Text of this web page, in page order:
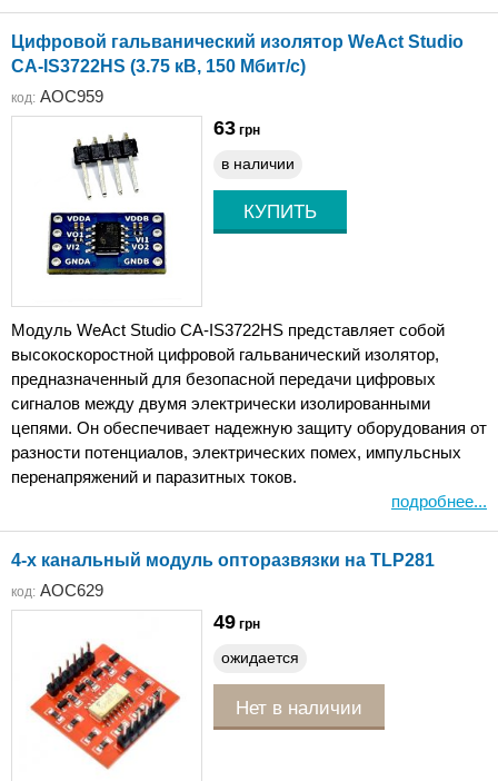
Цифровой гальванический изолятор WeAct Studio
CA-IS3722HS (3.75 кВ, 150 Мбит/с)
код: AOC959
63 грн
в наличии
Модуль WeAct Studio CA-IS3722HS представляет собой
высокоскоростной цифровой гальванический изолятор,
предназначенный для безопасной передачи цифровых
сигналов между двумя электрически изолированными
цепями. Он обеспечивает надежную защиту оборудования от
разности потенциалов, электрических помех, импульсных
перенапряжений и паразитных токов.
подробнее...
4-х канальный модуль опторазвязки на TLP281
код: AOC629
49 грн
ожидается
Нет в наличии